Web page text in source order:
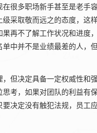
很多职场新手甚至是老手
采取敬而远之的态度，这
再不了解工作状况和进度
中并不是业绩最差的人，
但决定具备一定权威性和
考，如果对团队的利益有
决定没有触犯法规，员工